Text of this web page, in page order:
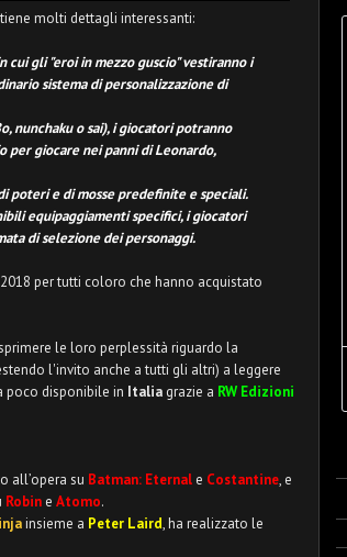
molti dettagli interessanti:
gli "eroi in mezzo guscio" vestiranno i
sistema di personalizzazione di
nunchaku o sai), i giocatori potranno
giocare nei panni di Leonardo,
poteri e di mosse predefinite e speciali.
equipaggiamenti specifici, i giocatori
di selezione dei personaggi.
per tutti coloro che hanno acquistato
le loro perplessità riguardo la
l'invito anche a tutti gli altri) a leggere
poco disponibile in Italia grazie a RW Edizioni
all’opera su Batman: Eternal e Costantine, e
Robin e Atomo.
insieme a Peter Laird, ha realizzato le